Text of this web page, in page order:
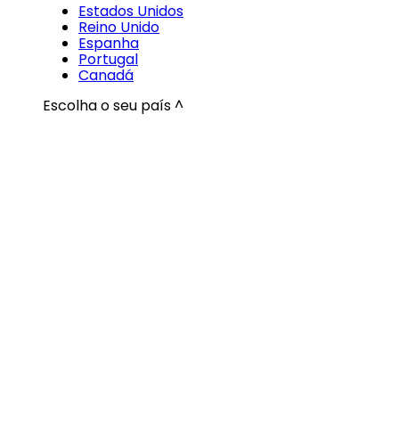
Estados Unidos
Reino Unido
Espanha
Portugal
Canadá
Escolha o seu país ^